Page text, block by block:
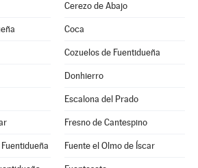
Cerezo de Abajo
Coca
Cozuelos de Fuentidueña
Donhierro
Escalona del Prado
Fresno de Cantespino
Fuente el Olmo de Íscar